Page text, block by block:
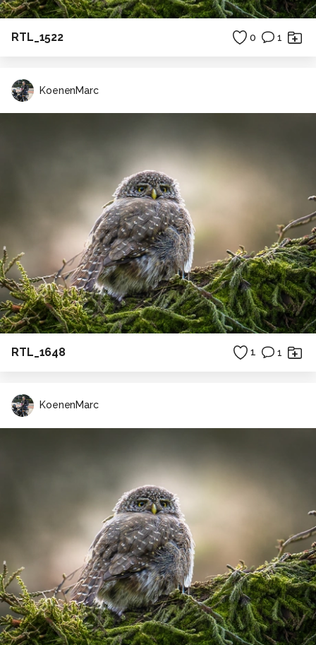
RTL_1522 0 1
KoenenMarc
RTL_1648 1 1
KoenenMarc